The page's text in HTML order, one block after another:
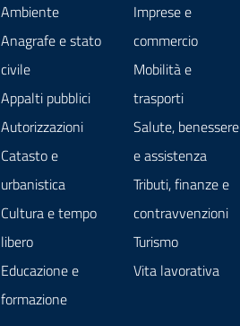
Ambiente
Anagrafe e stato
civile
Appalti pubblici
Autorizzazioni
Catasto e
urbanistica
Cultura e tempo
libero
Educazione e
formazione
Imprese e
commercio
Mobilità e
trasporti
Salute, benessere
e assistenza
Tributi, finanze e
contravvenzioni
Turismo
Vita lavorativa